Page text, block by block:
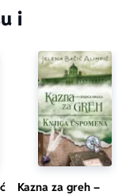
i
Kazna za greh –